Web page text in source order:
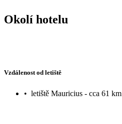
Okolí hotelu
Vzdálenost od letiště
• letiště Mauricius - cca 61 km